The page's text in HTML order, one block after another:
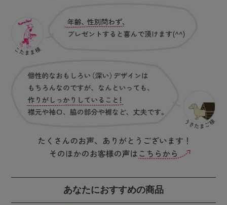
あなたにおすすめの商品